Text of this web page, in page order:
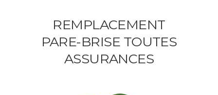
REMPLACEMENT
PARE-BRISE TOUTES
ASSURANCES